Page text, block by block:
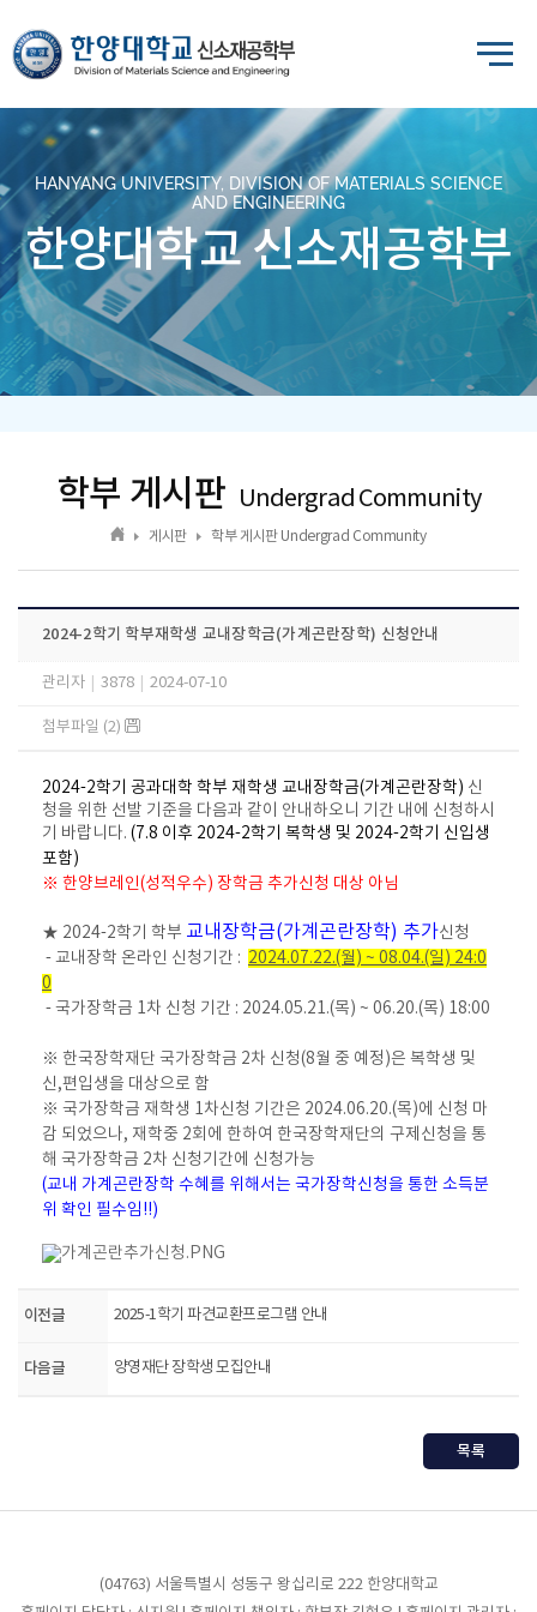
HANYANG UNIVERSITY, DIVISION OF MATERIALS SCIENCE
AND ENGINEERING
한양대학교 신소재공학부
학부 게시판 Undergrad Community
게시판 학부 게시판 Undergrad Community
2024-2학기 학부재학생 교내장학금(가계곤란장학) 신청안내
관리자 3878 2024-07-10
첨부파일 (2)
2024-2학기 공과대학 학부 재학생 교내장학금(가계곤란장학) 신
청을 위한 선발 기준을 다음과 같이 안내하오니 기간 내에 신청하시
기 바랍니다. (7.8 이후 2024-2학기 복학생 및 2024-2학기 신입생
포함)
※ 한양브레인(성적우수) 장학금 추가신청 대상 아님
★ 2024-2학기 학부 교내장학금(가계곤란장학) 추가신청
- 교내장학 온라인 신청기간 : 2024.07.22.(월) ~ 08.04.(일) 24:0
0
- 국가장학금 1차 신청 기간 : 2024.05.21.(목) ~ 06.20.(목) 18:00
※ 한국장학재단 국가장학금 2차 신청(8월 중 예정)은 복학생 및
신,편입생을 대상으로 함
※ 국가장학금 재학생 1차신청 기간은 2024.06.20.(목)에 신청 마
감 되었으나, 재학중 2회에 한하여 한국장학재단의 구제신청을 통
해 국가장학금 2차 신청기간에 신청가능
(교내 가계곤란장학 수혜를 위해서는 국가장학신청을 통한 소득분
위 확인 필수임!!)
이전글 2025-1학기 파견교환프로그램 안내
다음글 양영재단 장학생 모집안내
목록
(04763) 서울특별시 성동구 왕십리로 222 한양대학교